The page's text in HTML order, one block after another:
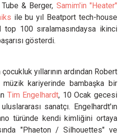
& Berger, Samim'in "Heater"
ile bu yıl Beatport tech-house
100 sıralamasındaysa ikinci
gösterdi.
yıllarının ardından Robert
kariyerinde bambaşka bir
Tim Engelhardt, 10 Ocak gecesi
sanatçı. Engelhardt'ın
türünde kendi kimliğini ortaya
"Phaeton / Silhouettes" ve